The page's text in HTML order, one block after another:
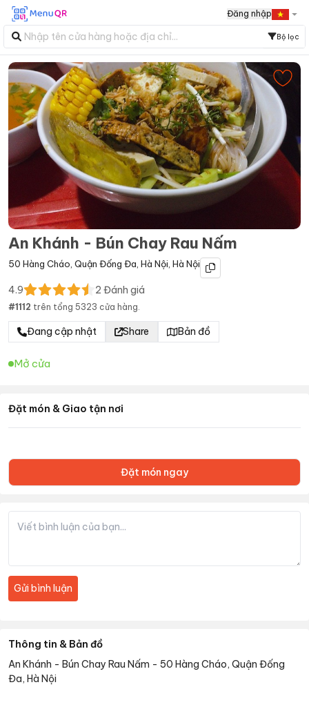
Đăng nhập
Bộ lọc
An Khánh - Bún Chay Rau Nấm
50 Hàng Cháo, Quận Đống Đa, Hà Nội, Hà Nội
4.9 2 Đánh giá
#1112 trên tổng 5323 cửa hàng.
Đang cập nhật Share Bản đồ
Mở cửa
Đặt món & Giao tận nơi
Đặt món ngay
Gửi bình luận
Thông tin & Bản đồ
An Khánh - Bún Chay Rau Nấm - 50 Hàng Cháo, Quận Đống
Đa, Hà Nội